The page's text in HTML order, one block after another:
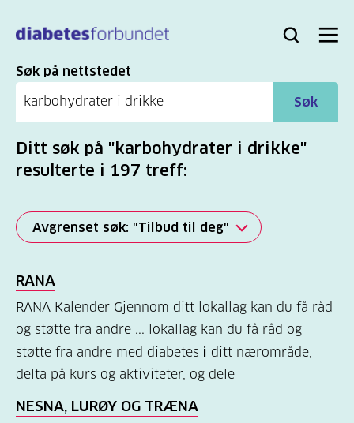
hovedinnhold
Bli
Logg
Søk Meny
Søk
Søk på nettstedet
Søk
Ditt søk på "karbohydrater i drikke"
resulterte i 197 treff:
Avgrenset søk: "Tilbud til deg"
(2279)
Mer
(806)
Kosthold
og
RANA
RANA Kalender Gjennom ditt lokallag kan du få råd
og støtte fra andre ... lokallag kan du få råd og
støtte fra andre med diabetes i ditt nærområde,
delta på kurs og aktiviteter, og dele
NESNA, LURØY OG TRÆNA